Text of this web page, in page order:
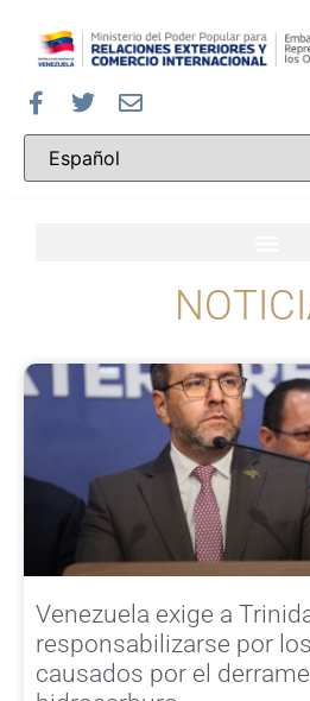
Venezuela exige a
responsabilizarse por
causados por el